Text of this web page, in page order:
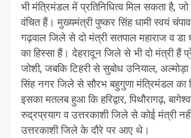
भी मंत्रिमंडल में प्रतिनिधित्व मिल सकता है,
वंचित हैं। मुख्यमंत्री पुष्कर सिंह धामी स्वयं
गढ़वाल जिले से दो मंत्री सतपाल महाराज व डा
का हिस्सा हैं। देहरादून जिले से भी दो मंत्री
जोशी, जबकि टिहरी से सुबोध उनियाल,
सिंह नगर जिले से सौरभ बहुगुणा मंत्रिमंडल का
इसका मतलब हुआ कि हरिद्वार, पिथौरागढ़,
रुद्रप्रयाग व उत्तरकाशी जिले से कोई मंत्री
उत्तरकाशी जिले के दौरे पर आए थे।